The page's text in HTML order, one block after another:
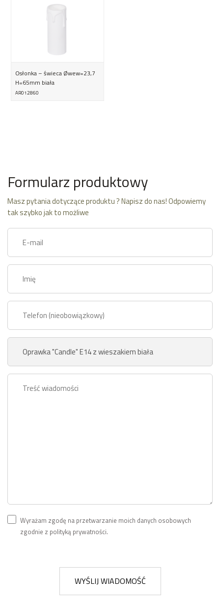
Osłonka – świeca Øwew=23,7
H=65mm biała
AR012860
Formularz produktowy
Masz pytania dotyczące produktu ? Napisz do nas! Odpowiemy
tak szybko jak to możliwe
Wyrażam zgodę na przetwarzanie moich danych osobowych
zgodnie z polityką prywatności.
WYŚLIJ WIADOMOŚĆ